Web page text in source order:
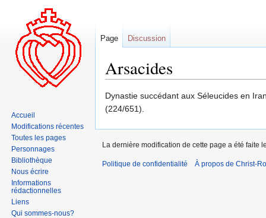
Arsacides
Aller
à
Aller
à
Dynastie succédant aux Séleucides en
(224/651).
Page Discussion
Accueil
Modifications récentes
Toutes les pages
Personnages
Bibliothèque
Nous écrire
Informations
rédactionnelles
Liens
Qui sommes-nous?
La dernière modification de cette page a été faite
Politique de confidentialité À propos de Christ-